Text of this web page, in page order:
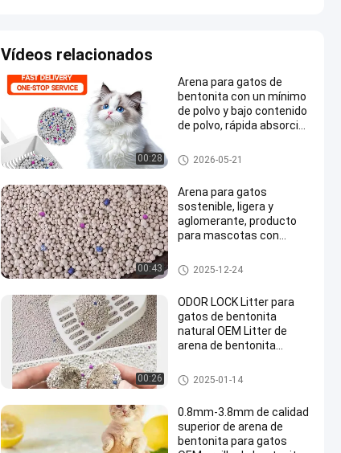
Vídeos relacionados
00:28
Arena para gatos de
bentonita con un mínimo
de polvo y bajo contenido
de polvo, rápida absorción
rendimiento de limpieza
Lada de gato de bentonita
2026-05-21
00:43
Arena para gatos
sostenible, ligera y
aglomerante, producto
para mascotas con
arena para gatos de
bentonita blanca
Lada de gato de bentonita
2025-12-24
00:26
ODOR LOCK Litter para
gatos de bentonita
natural OEM Litter de
arena de bentonita
Lada de gato de bentonita
2025-01-14
0.8mm-3.8mm de calidad
superior de arena de
bentonita para gatos